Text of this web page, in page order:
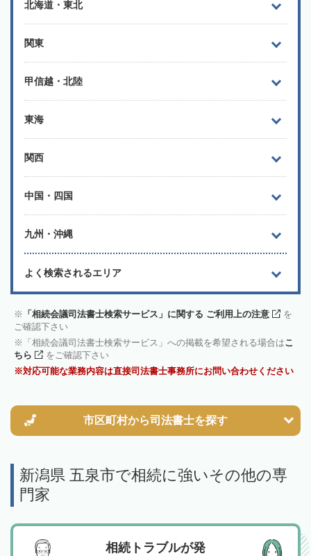
北海道・東北
関東
甲信越・北陸
東海
関西
中国・四国
九州・沖縄
よく検索されるエリア
「相続会議司法書士検索サービス」に関する ご利用上の注意
を
ご確認下さい
「相続会議司法書士検索サービス」への掲載を希望される場合はこ
ちら
をご確認下さい
対応可能な業務内容は直接司法書士事務所にお問い合わせください
市区町村から司法書士を探す
新潟県 五泉市で相続に強いその他の専
門家
相続トラブルが発